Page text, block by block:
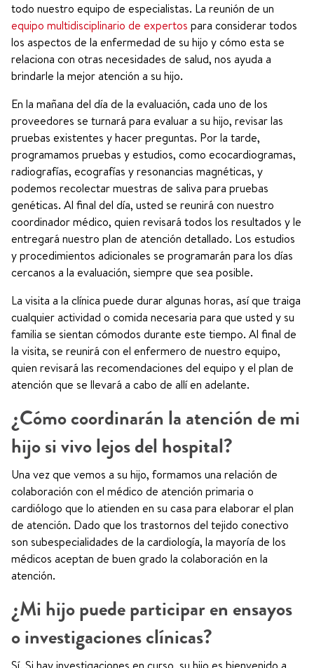
todo nuestro equipo de especialistas. La reunión de un
equipo multidisciplinario de expertos para considerar todos
los aspectos de la enfermedad de su hijo y cómo esta se
relaciona con otras necesidades de salud, nos ayuda a
brindarle la mejor atención a su hijo.
En la mañana del día de la evaluación, cada uno de los
proveedores se turnará para evaluar a su hijo, revisar las
pruebas existentes y hacer preguntas. Por la tarde,
programamos pruebas y estudios, como ecocardiogramas,
radiografías, ecografías y resonancias magnéticas, y
podemos recolectar muestras de saliva para pruebas
genéticas. Al final del día, usted se reunirá con nuestro
coordinador médico, quien revisará todos los resultados y le
entregará nuestro plan de atención detallado. Los estudios
y procedimientos adicionales se programarán para los días
cercanos a la evaluación, siempre que sea posible.
La visita a la clínica puede durar algunas horas, así que traiga
cualquier actividad o comida necesaria para que usted y su
familia se sientan cómodos durante este tiempo. Al final de
la visita, se reunirá con el enfermero de nuestro equipo,
quien revisará las recomendaciones del equipo y el plan de
atención que se llevará a cabo de allí en adelante.
¿Cómo coordinarán la atención de mi
hijo si vivo lejos del hospital?
Una vez que vemos a su hijo, formamos una relación de
colaboración con el médico de atención primaria o
cardiólogo que lo atienden en su casa para elaborar el plan
de atención. Dado que los trastornos del tejido conectivo
son subespecialidades de la cardiología, la mayoría de los
médicos aceptan de buen grado la colaboración en la
atención.
¿Mi hijo puede participar en ensayos
o investigaciones clínicas?